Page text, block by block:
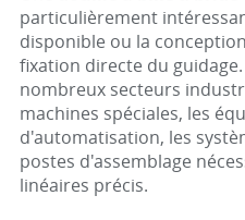
particulièrement
disponible ou la
fixation directe du
nombreux secteurs
machines spéciales, les
d'automatisation, les
postes d'assemblage
linéaires précis.